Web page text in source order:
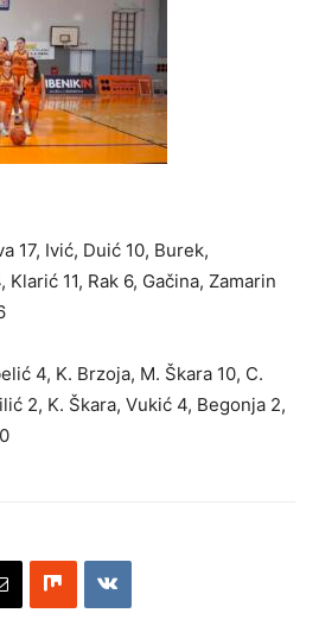
17, Ivić, Duić 10, Burek,
11, Rak 6, Gačina, Zamarin
4, K. Brzoja, M. Škara 10, C.
2, K. Škara, Vukić 4, Begonja 2,